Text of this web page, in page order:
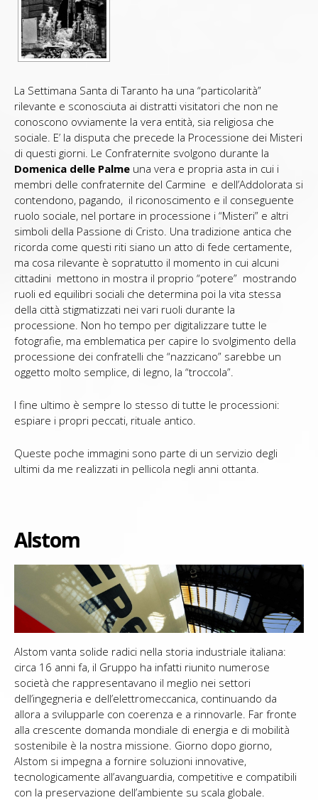
La Settimana Santa di Taranto ha una “particolarità”
rilevante e sconosciuta ai distratti visitatori che non ne
conoscono ovviamente la vera entità, sia religiosa che
sociale. E’ la disputa che precede la Processione dei Misteri
di questi giorni. Le Confraternite svolgono durante la
Domenica delle Palme una vera e propria asta in cui i
membri delle confraternite del Carmine e dell’Addolorata si
contendono, pagando, il riconoscimento e il conseguente
ruolo sociale, nel portare in processione i “Misteri” e altri
simboli della Passione di Cristo. Una tradizione antica che
ricorda come questi riti siano un atto di fede certamente,
ma cosa rilevante è sopratutto il momento in cui alcuni
cittadini mettono in mostra il proprio “potere” mostrando
ruoli ed equilibri sociali che determina poi la vita stessa
della città stigmatizzati nei vari ruoli durante la
processione. Non ho tempo per digitalizzare tutte le
fotografie, ma emblematica per capire lo svolgimento della
processione dei confratelli che “nazzicano” sarebbe un
oggetto molto semplice, di legno, la “troccola”.
l fine ultimo è sempre lo stesso di tutte le processioni:
espiare i propri peccati, rituale antico.
Queste poche immagini sono parte di un servizio degli
ultimi da me realizzati in pellicola negli anni ottanta.
Alstom
Alstom vanta solide radici nella storia industriale italiana:
circa 16 anni fa, il Gruppo ha infatti riunito numerose
società che rappresentavano il meglio nei settori
dell’ingegneria e dell’elettromeccanica, continuando da
allora a svilupparle con coerenza e a rinnovarle. Far fronte
alla crescente domanda mondiale di energia e di mobilità
sostenibile è la nostra missione. Giorno dopo giorno,
Alstom si impegna a fornire soluzioni innovative,
tecnologicamente all’avanguardia, competitive e compatibili
con la preservazione dell’ambiente su scala globale.